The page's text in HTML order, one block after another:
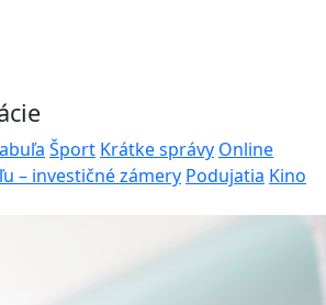
Šport Krátke správy Online
– investičné zámery Podujatia Kino